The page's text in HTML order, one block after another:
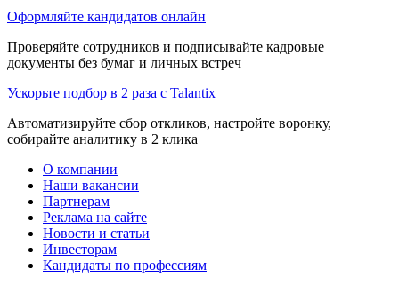
Оформляйте кандидатов онлайн
Проверяйте сотрудников и подписывайте кадровые
документы без бумаг и личных встреч
Ускорьте подбор в 2 раза с Talantix
Автоматизируйте сбор откликов, настройте воронку,
собирайте аналитику в 2 клика
О компании
Наши вакансии
Партнерам
Реклама на сайте
Новости и статьи
Инвесторам
Кандидаты по профессиям